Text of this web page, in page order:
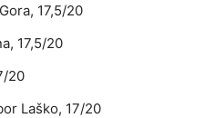
17,5/20
17,5/20
20
Laško, 17/20